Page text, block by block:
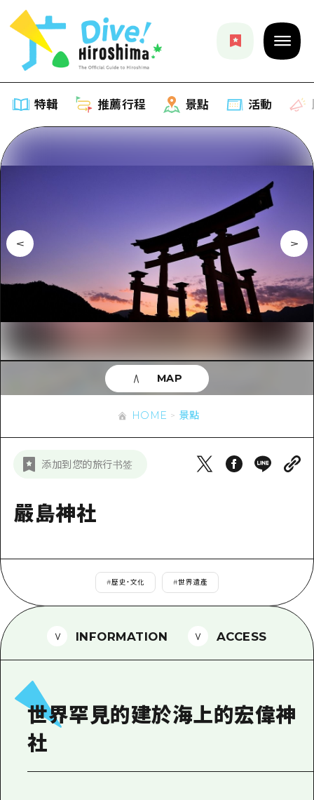
特輯 推薦行程 景點 活動
特輯
活動·廟會
美食·酒水
購物
運動
夜晚生活
標準
治癒
自然
Dive! Hiroshima 官方向導
廣島隨意旅行
廣島市內
答對了
宮島周邊
短途旅行
一日遊
1晚2天
2晚3天
廣島市內
答對了
美北
東山口
即時訊息
有用的信息
列表
超值遊覽門票
廣島免費 Wi-Fi
常見問題
新聞
HOME 景點
添加到您的旅行书签
嚴島神社
#歷史・文化 #世界遺產
MAP
INFORMATION ACCESS
世界罕見的建於海上的宏偉神
社